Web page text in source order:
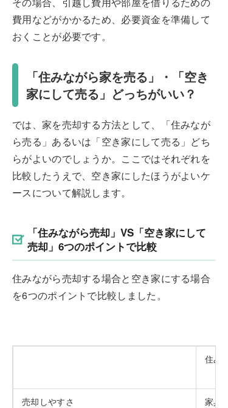
費用などがかかるため、必要資金を準備して
おくことが必要です。
「住みながら家を売る」・「空き
家にして売る」どっちがいい？
では、家を売却する方法として、「住みなが
ら売る」あるいは「空き家にして売る」どち
らがよいのでしょうか。ここではそれぞれを
比較したうえで、空き家にしたほうがよいケ
ースについて解説します。
「住みながら売却」VS「空き家にして
売却」6つのポイントで比較
住みながら売却する場合と空き家にする場合
を6つのポイントで比較しました。
住み
売却しやすさ 家具